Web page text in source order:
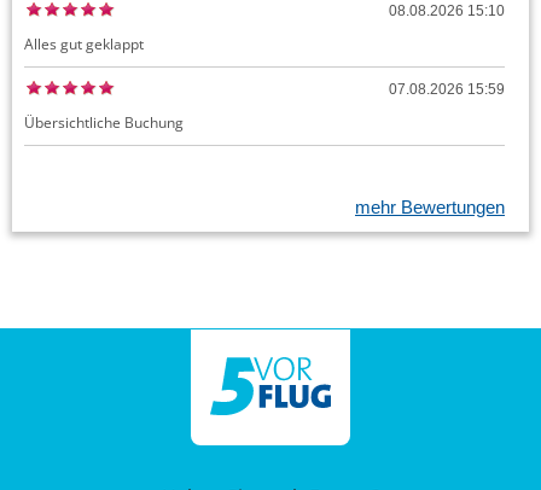
08.08.2026 15:10
Alles gut geklappt
07.08.2026 15:59
Übersichtliche Buchung
mehr Bewertungen